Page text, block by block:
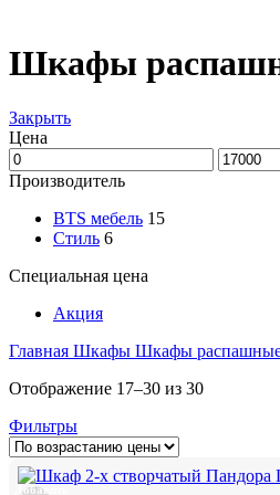
Шкафы
Закрыть
Цена
Производитель
BTS мебель 15
Стиль 6
Специальная цена
Акция
Главная Шкафы Шкафы
Отображение 17–30 из 30
Фильтры
Добавить